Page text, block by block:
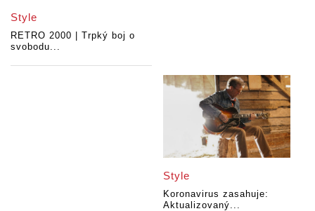
Style
RETRO 2000 | Trpký boj o
svobodu...
Style
Koronavirus zasahuje:
Aktualizovaný...